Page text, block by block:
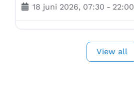
18 juni 2026, 07:30 - 22:00
View all